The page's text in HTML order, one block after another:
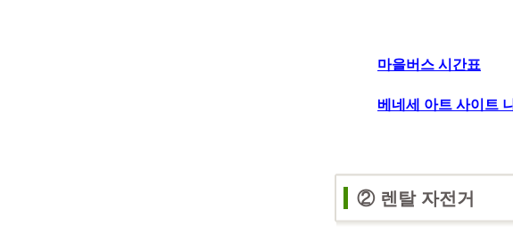
마을버스 시간표
베네세 아트 사이트
② 렌탈 자전거